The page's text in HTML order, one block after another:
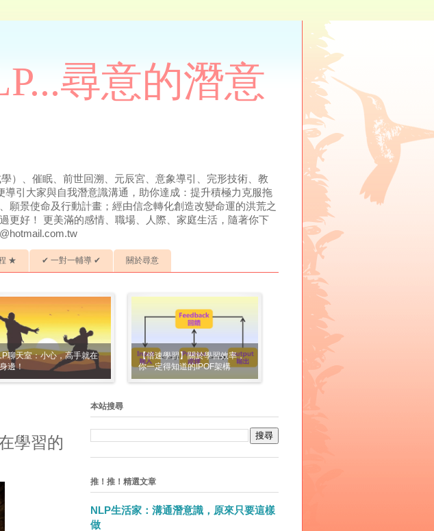
尋意的潛意
）、催眠、前世回溯、元辰宮、意象導引、完形技術、教
引大家與自我潛意識溝通，助你達成：提升積極力克服拖
願景使命及行動計畫；經由信念轉化創造改變命運的洪荒之
更好！ 更美滿的感情、職場、人際、家庭生活，隨著你下
★ ✔ 一對一輔導 ✔ 關於尋意
聊天室：小心，高手就在
邊！
【倍速學習】關於學習效率，
你一定得知道的IPOF架構
學習的
本站搜尋
推！推！精選文章
NLP生活家：溝通潛意識，原來只要這樣
做